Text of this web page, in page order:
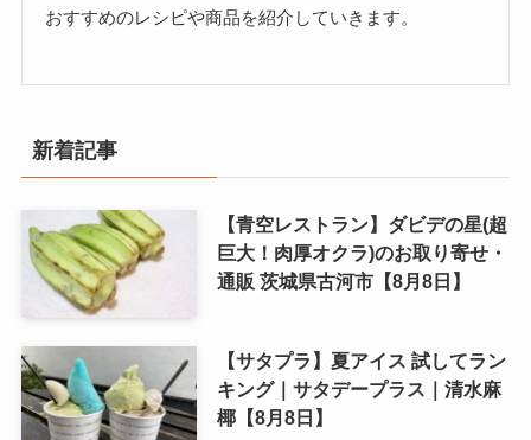
おすすめのレシピや商品を紹介していきます。
新着記事
【青空レストラン】ダビデの星(超
巨大！肉厚オクラ)のお取り寄せ・
通販 茨城県古河市【8月8日】
【サタプラ】夏アイス 試してラン
キング｜サタデープラス｜清水麻
椰【8月8日】